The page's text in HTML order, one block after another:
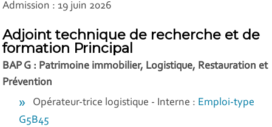
Admission : 19 juin 2026
Adjoint technique de recherche et de
formation Principal
BAP G : Patrimoine immobilier, Logistique, Restauration et
Prévention
Opérateur-trice logistique - Interne : Emploi-type
G5B45